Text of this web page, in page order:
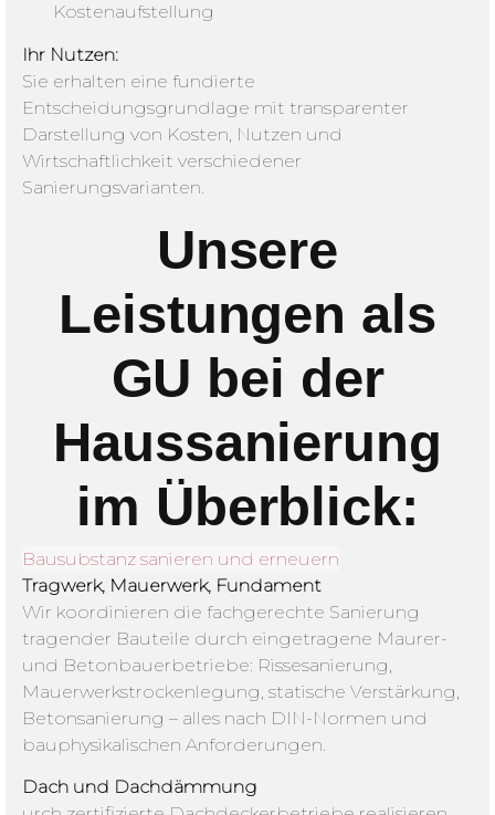
Kostenaufstellung
Ihr Nutzen:
Sie erhalten eine fundierte
Entscheidungsgrundlage mit transparenter
Darstellung von Kosten, Nutzen und
Wirtschaftlichkeit verschiedener
Sanierungsvarianten.
Unsere
Leistungen als
GU bei der
Haussanierung
im Überblick:
Bausubstanz sanieren und erneuern
Tragwerk, Mauerwerk, Fundament
Wir koordinieren die fachgerechte Sanierung
tragender Bauteile durch eingetragene Maurer-
und Betonbauerbetriebe: Rissesanierung,
Mauerwerkstrockenlegung, statische Verstärkung,
Betonsanierung – alles nach DIN-Normen und
bauphysikalischen Anforderungen.
Dach und Dachdämmung